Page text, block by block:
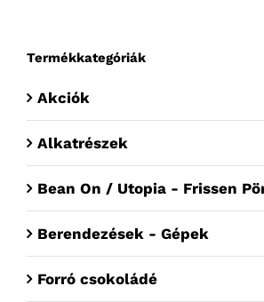
Termékkategóriák
Akciók
Alkatrészek
Bean On / Utopia - Frissen
Berendezések - Gépek
Forró csokoládé